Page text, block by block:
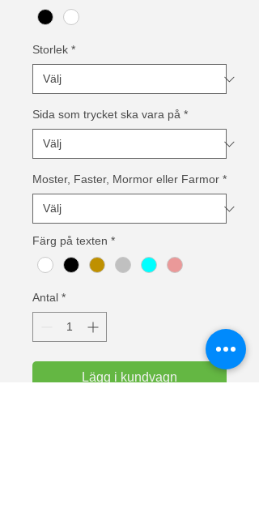
Storlek *
Sida som trycket ska vara på *
Moster, Faster, Mormor eller Farmor *
Färg på texten *
Antal *
Lägg i kundvagn